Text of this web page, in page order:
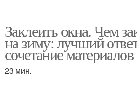
Заклеить окна. Чем
на зиму: лучший
сочетание материалов
23 мин.